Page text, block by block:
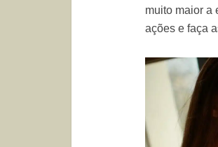
muito maior a
ações e faça